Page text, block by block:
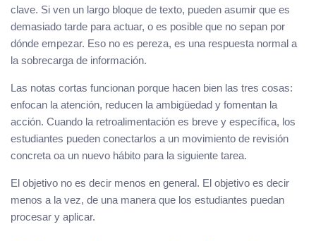
clave. Si ven un largo bloque de texto, pueden asumir que es
demasiado tarde para actuar, o es posible que no sepan por
dónde empezar. Eso no es pereza, es una respuesta normal a
la sobrecarga de información.
Las notas cortas funcionan porque hacen bien las tres cosas:
enfocan la atención, reducen la ambigüedad y fomentan la
acción. Cuando la retroalimentación es breve y específica, los
estudiantes pueden conectarlos a un movimiento de revisión
concreta oa un nuevo hábito para la siguiente tarea.
El objetivo no es decir menos en general. El objetivo es decir
menos a la vez, de una manera que los estudiantes puedan
procesar y aplicar.